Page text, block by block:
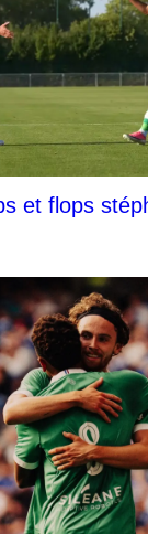
et flops